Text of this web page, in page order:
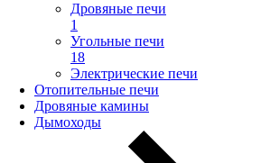
Дровяные печи
1
Угольные печи
18
Электрические печи
Отопительные печи
Дровяные камины
Дымоходы